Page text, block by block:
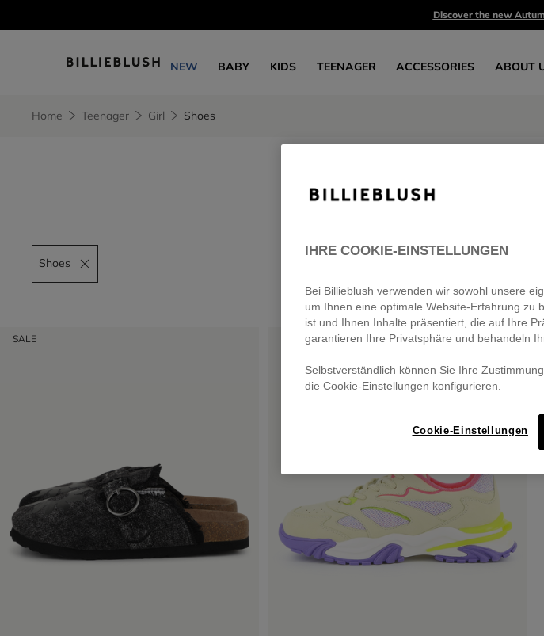
Discover the new
NEW BABY KIDS TEENAGER ACCESSORIES ABOUT
Home Teenager Girl Shoes
Teen
Shoes
Remove filter Shoes
SALE
IHRE COOKIE-EINSTELLUNGEN
Bei Billieblush verwenden wir sowohl unsere
um Ihnen eine optimale Website-Erfahrung zu
ist und Ihnen Inhalte präsentiert, die auf Ihre
garantieren Ihre Privatsphäre und behandeln
Selbstverständlich können Sie Ihre
die Cookie-Einstellungen konfigurieren.
Cookie-Einstellungen